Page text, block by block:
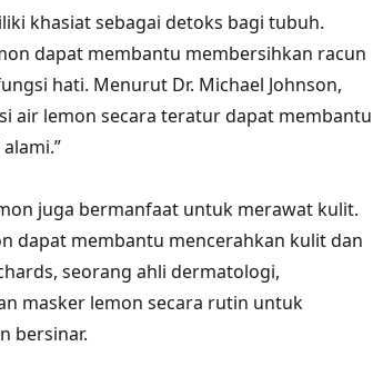
khasiat sebagai detoks bagi tubuh.
dapat membantu membersihkan racun
hati. Menurut Dr. Michael Johnson,
air lemon secara teratur dapat membantu
juga bermanfaat untuk merawat kulit.
dapat membantu mencerahkan kulit dan
seorang ahli dermatologi,
masker lemon secara rutin untuk
bersinar.